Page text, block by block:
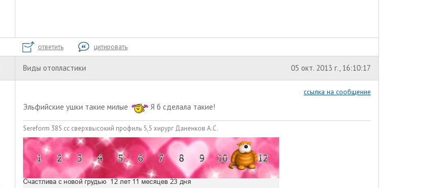
ответить цитировать
Виды отопластики 05 окт. 2013 г., 16:10:17
ссылка на сообщение
Эльфийские ушки такие милые Я б сделала такие!
Sereform 385 сс сверхвысокий профиль 5,5 хирург Даненков А.С.